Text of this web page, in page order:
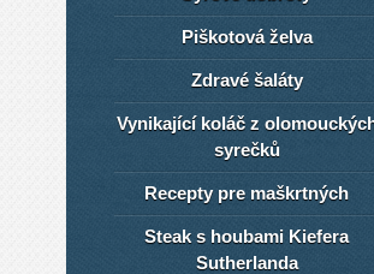
Piškotová želva
Zdravé šaláty
Vynikající koláč z
syrečků
Recepty pre maškrtných
Steak s houbami Kiefera
Sutherlanda